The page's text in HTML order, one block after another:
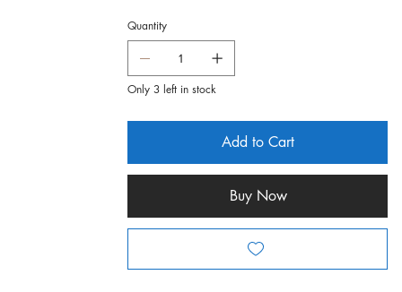
Quantity
Only 3 left in stock
Add to Cart
Buy Now